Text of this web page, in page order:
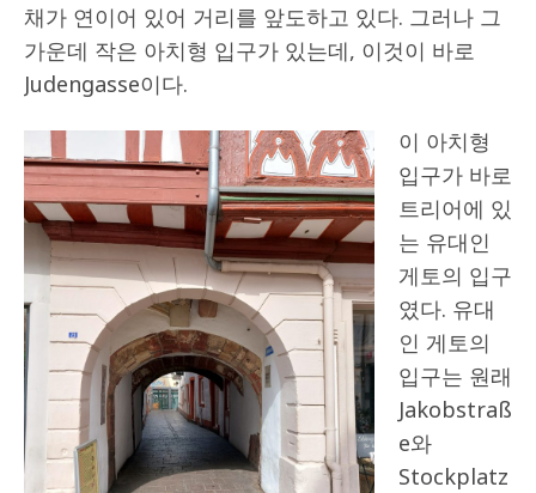
채가 연이어 있어 거리를 앞도하고 있다. 그러나 그
가운데 작은 아치형 입구가 있는데, 이것이 바로
Judengasse이다.
이 아치형
입구가 바로
트리어에 있
는 유대인
게토의 입구
였다. 유대
인 게토의
입구는 원래
Jakobstraß
e와
Stockplatz